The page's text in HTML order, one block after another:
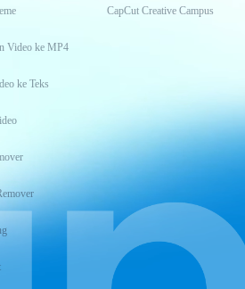
Video ke MP4
ke Teks
CapCut Creative Campus